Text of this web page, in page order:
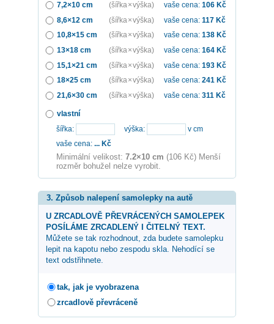
7,2×10 cm (šířka × výška) vaše cena: 106 Kč
8,6×12 cm
(šířka × výška) vaše cena: 117 Kč
10,8×15 cm
(šířka × výška) vaše cena: 138 Kč
13×18 cm
(šířka × výška) vaše cena: 164 Kč
15,1×21 cm
(šířka × výška) vaše cena: 193 Kč
18×25 cm
(šířka × výška) vaše cena: 241 Kč
21,6×30 cm
(šířka × výška) vaše cena: 311 Kč
vlastní
šířka:
výška:
v cm
vaše cena: ... Kč
Minimální velikost: 7.2×10 cm (106 Kč) Menší
rozměr bohužel nelze vyrobit.
3. Způsob nalepení samolepky na autě
U ZRCADLOVĚ PŘEVRÁCENÝCH SAMOLEPEK
POSÍLÁME ZRCADLENÝ I ČITELNÝ TEXT.
Můžete se tak rozhodnout, zda budete samolepku
lepit na kapotu nebo zespodu skla. Nehodící se
text odstřihnete.
tak, jak je vyobrazena
zrcadlově převráceně